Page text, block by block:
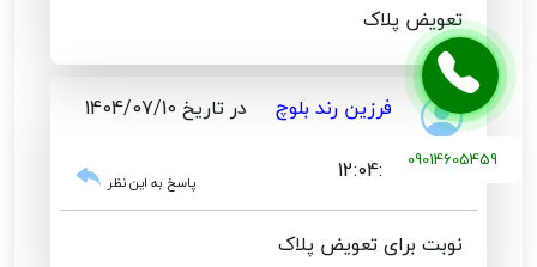
تعویض پلاک
فرزین رند بلوچ
در تاریخ 1404/07/10
ساعت 12:04:03
پاسخ به این نظر
نوبت برای تعویض پلاک
09014605459